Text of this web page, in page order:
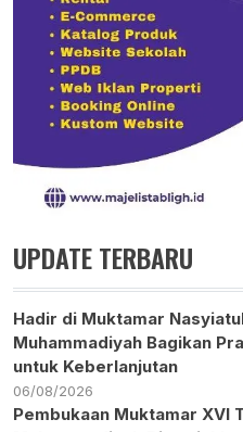
UPDATE TERBARU
Hadir di Muktamar
Muhammadiyah Bagikan
untuk Keberlanjutan
06/08/2026
Pembukaan Muktamar XVI